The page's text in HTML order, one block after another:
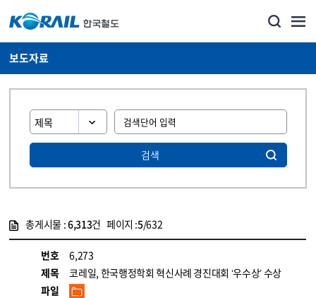
보도자료
검색
총게시물 :6,313건 페이지 :5/632
번호
6,273
제목
코레일, 한국행정학회 혁신사례 경진대회 ‘우수상’ 수상
파일